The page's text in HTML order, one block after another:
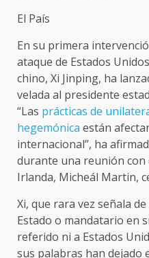
El País
En su primera
ataque de Estados
chino, Xi Jinping, ha
velada al presidente
“Las prácticas de
hegemónica están
internacional”, ha
durante una reunión
Irlanda, Micheál Martin,
Xi, que rara vez señala
Estado o mandatario en
referido ni a Estados
sus palabras han dejado